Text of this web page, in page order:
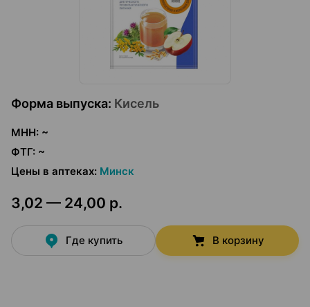
Форма выпуска: Кисель
МНН: ~
ФТГ: ~
Цены в аптеках: Минск
3,02 — 24,00 р.
Где купить В корзину